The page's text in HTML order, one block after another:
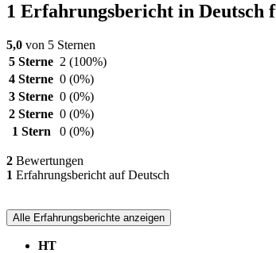
1 Erfahrungsbericht in Deutsch
5,0 von 5 Sternen
5 Sterne 2 (100%)
4 Sterne 0 (0%)
3 Sterne 0 (0%)
2 Sterne 0 (0%)
1 Stern
0 (0%)
2 Bewertungen
1 Erfahrungsbericht auf Deutsch
Alle Erfahrungsberichte anzeigen
HT